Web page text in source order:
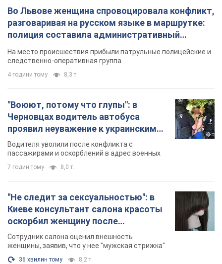
Во Львове женщина спровоцировала конфликт,
разговаривая на русском языке в маршрутке:
полиция составила административный
протокол. Видео
На место происшествия прибыли патрульные полицейские и
следственно-оперативная группа
4 години тому 8,3 т.
"Воюют, потому что глупы": в
Черновцах водитель автобуса
проявил неуважение к украинским
военным и поплатился за это.
Видео
Водителя уволили после конфликта с
пассажирами и оскорблений в адрес военных
7 годин тому 8,0 т.
"Не следит за сексуальностью": в
Киеве консультант салона красоты
оскорбил женщину после
химиотерапии, разгорелся скандал.
Фото
Сотрудник салона оценил внешность
женщины, заявив, что у нее "мужская стрижка"
36 хвилин тому 8,2 т.